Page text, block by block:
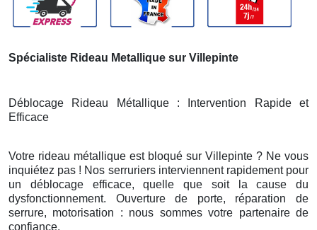
Spécialiste Rideau Metallique sur Villepinte
Déblocage Rideau Métallique : Intervention Rapide et
Efficace
Votre rideau métallique est bloqué sur Villepinte ? Ne vous
inquiétez pas ! Nos serruriers interviennent rapidement pour
un déblocage efficace, quelle que soit la cause du
dysfonctionnement. Ouverture de porte, réparation de
serrure, motorisation : nous sommes votre partenaire de
confiance.